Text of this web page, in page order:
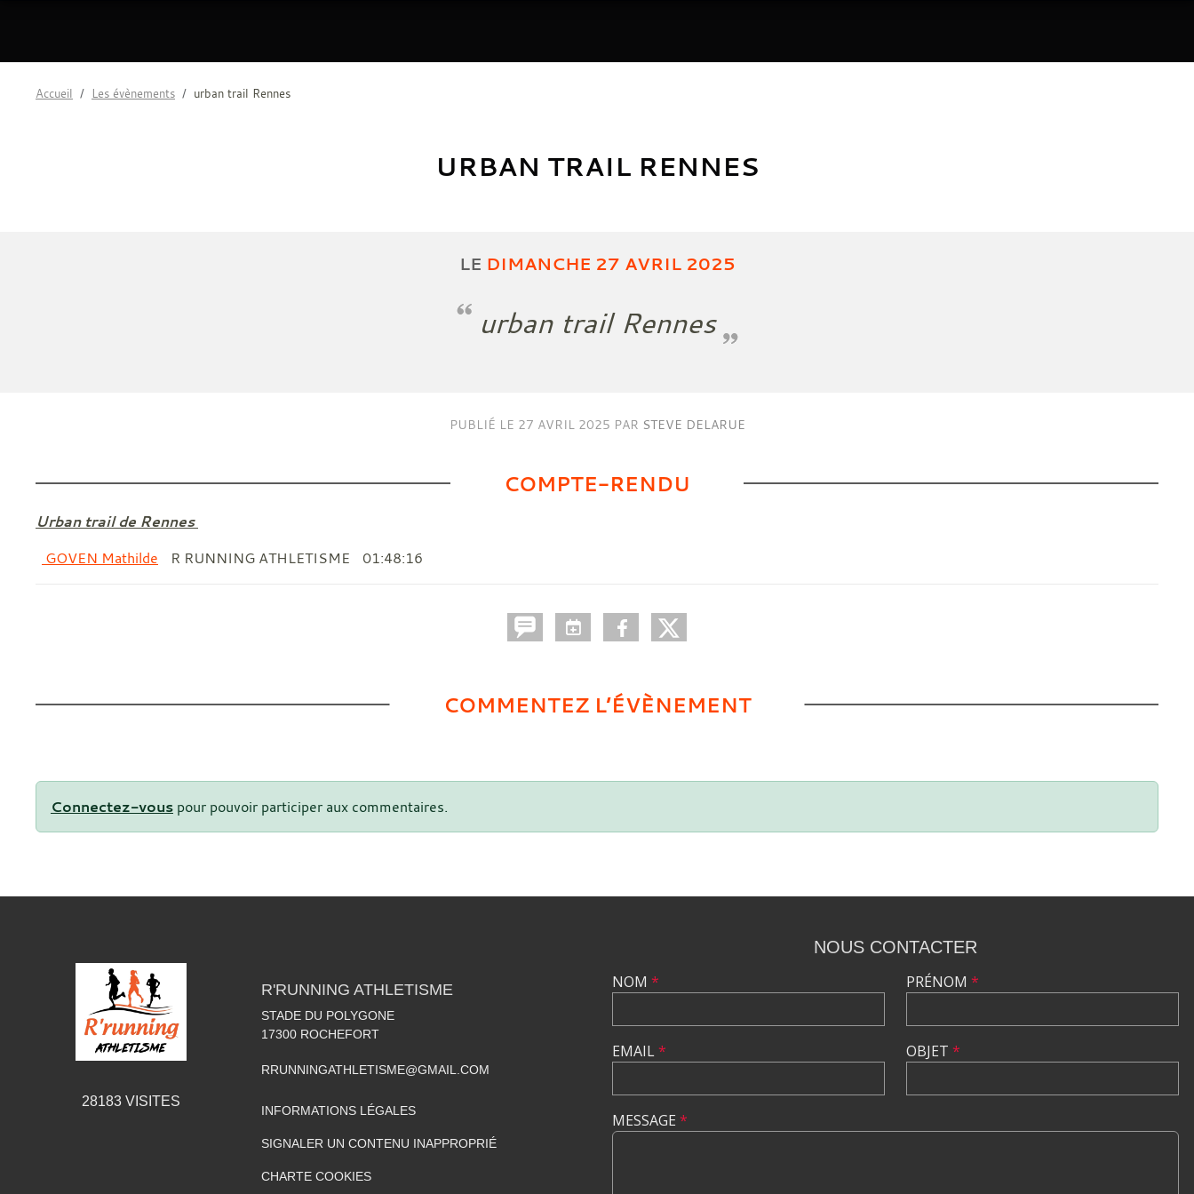
Accueil Les évènements urban trail Rennes
URBAN TRAIL RENNES
LE DIMANCHE 27 AVRIL 2025
urban trail Rennes
PUBLIÉ LE 27 AVRIL 2025 PAR STEVE DELARUE
COMPTE-RENDU
Urban trail de Rennes
GOVEN Mathilde
R RUNNING ATHLETISME 01:48:16
COMMENTEZ L’ÉVÈNEMENT
Connectez-vous pour pouvoir participer aux commentaires.
28183VISITES
R'RUNNING ATHLETISME
STADE DU POLYGONE
17300 ROCHEFORT
RRUNNINGATHLETISME@GMAIL.COM
INFORMATIONS LÉGALES
SIGNALER UN CONTENU INAPPROPRIÉ
CHARTE COOKIES
NOUS CONTACTER
NOM *
EMAIL*
PRÉNOM *
OBJET *
MESSAGE *